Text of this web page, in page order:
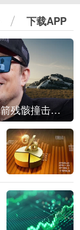
下载APP
SpaceX火箭残骸撞击月球